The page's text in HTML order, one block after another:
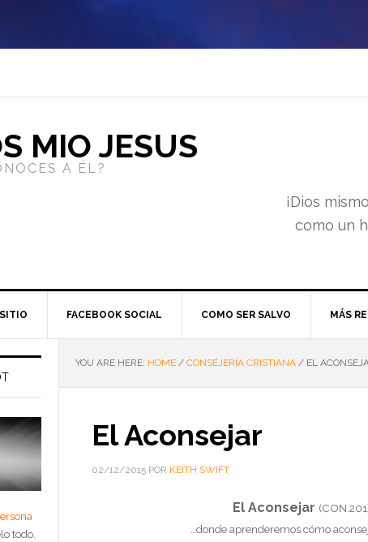
MIO JESUS
A ÉL?
¡Dios
como un
FACEBOOK SOCIAL COMO SER SALVO MÁS
YOU ARE HERE: HOME / CONSEJERÍA CRISTIANA / EL
El Aconsejar
02/12/2015 POR KEITH SWIFT
El Aconsejar
…donde aprenderemos cómo
todo.